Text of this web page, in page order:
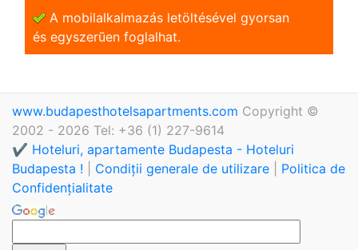
A mobilalkalmazás letöltésével gyorsan
és egyszerũen foglalhat.
www.budapesthotelsapartments.com Copyright ©
2002 - 2026 Tel: +36 (1) 227-9614
✔️ Hoteluri, apartamente Budapesta - Hoteluri
Budapesta !
Condiții generale de utilizare
Politica de
Confidențialitate